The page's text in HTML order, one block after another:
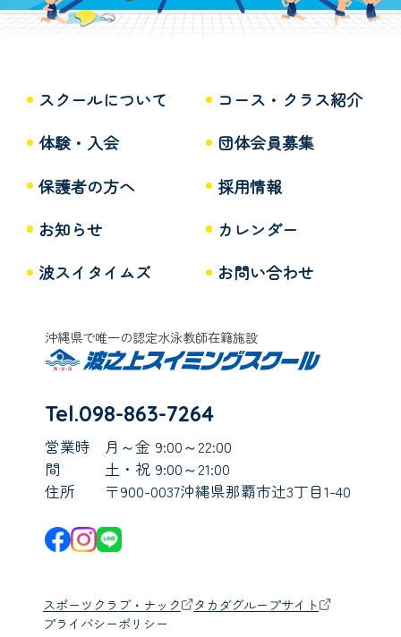
スクールについて
コース・クラス紹介
体験・入会
団体会員募集
保護者の方へ
採用情報
お知らせ
カレンダー
波スイタイムズ
お問い合わせ
沖縄県で唯一の認定水泳教師在籍施設
Tel.098-863-7264
営業時
間
月～金 9:00～22:00
土・祝 9:00～21:00
住所
〒900-0037沖縄県那覇市辻3丁目1-40
スポーツクラブ・ナック
タカダグループサイト
プライバシーポリシー